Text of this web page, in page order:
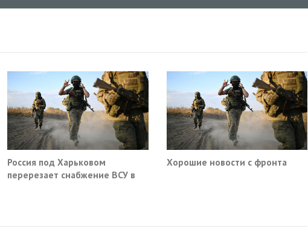
Россия под Харьковом
перерезает снабжение ВСУ в
Хорошие новости с фронта